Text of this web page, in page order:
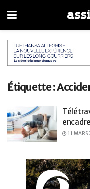
Étiquette :
11 MARS